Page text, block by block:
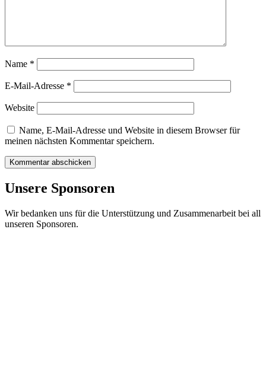
Name *
E-Mail-Adresse *
Website
Name, E-Mail-Adresse und Website in diesem Browser für
meinen nächsten Kommentar speichern.
Unsere Sponsoren
Wir bedanken uns für die Unterstützung und Zusammenarbeit bei all
unseren Sponsoren.